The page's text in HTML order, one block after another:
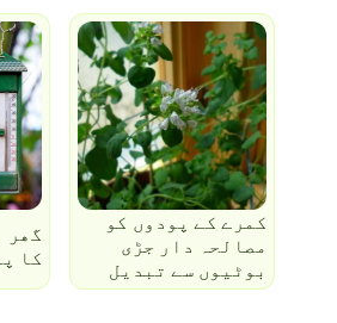
کمرے کے پودوں کو
مصالحہ دار جڑی
بوٹیوں سے تبدیل
کریں
گھر
کا